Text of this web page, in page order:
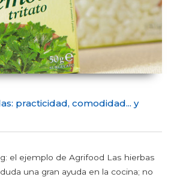
practicidad, comodidad... y
el ejemplo de Agrifood Las hierbas
una gran ayuda en la cocina; no